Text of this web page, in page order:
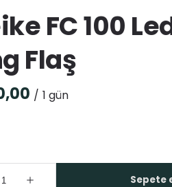
FC 100
Flaş
/